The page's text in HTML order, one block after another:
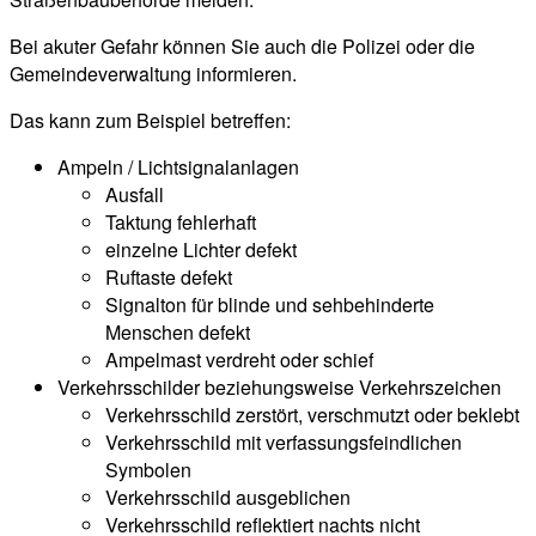
Bei akuter Gefahr können Sie auch die Polizei oder die
Gemeindeverwaltung informieren.
Das kann zum Beispiel betreffen:
Ampeln / Lichtsignalanlagen
Ausfall
Taktung fehlerhaft
einzelne Lichter defekt
Ruftaste defekt
Signalton für blinde und sehbehinderte
Menschen defekt
Ampelmast verdreht oder schief
Verkehrsschilder beziehungsweise Verkehrszeichen
Verkehrsschild zerstört, verschmutzt oder beklebt
Verkehrsschild mit verfassungsfeindlichen
Symbolen
Verkehrsschild ausgeblichen
Verkehrsschild reflektiert nachts nicht